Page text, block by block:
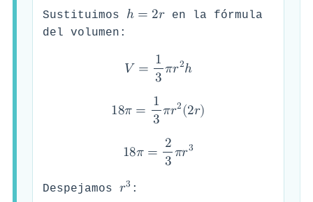
Sustituimos ℎ = 2𝑟en la fórmula
del volumen:
𝑉 = 1
3𝜋𝑟2ℎ
18𝜋 = 1
3𝜋𝑟2 (2𝑟)
18𝜋 = 2
3𝜋𝑟3
Despejamos 𝑟3 :